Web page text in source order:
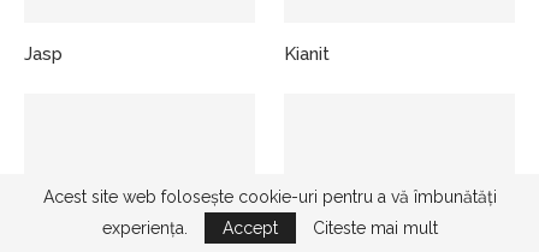
Jasp Kianit
Acest site web folosește cookie-uri pentru a vă îmbunătăți
experiența.
Accept Citeste mai mult